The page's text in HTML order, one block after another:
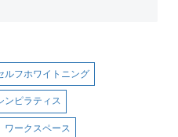
ルフホワイトニング
ンピラティス
ワークスペース